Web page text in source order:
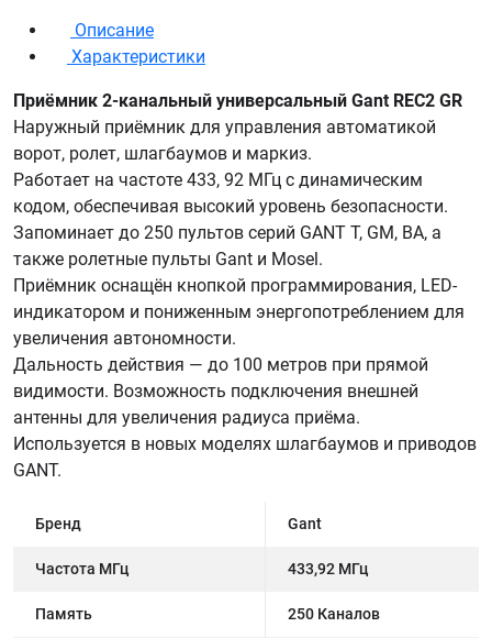
Описание
Характеристики
Приёмник 2-канальный универсальный Gant REC2 GR
Наружный приёмник для управления автоматикой
ворот, ролет, шлагбаумов и маркиз.
Работает на частоте 433, 92 МГц с динамическим
кодом, обеспечивая высокий уровень безопасности.
Запоминает до 250 пультов серий GANT T, GM, BA, а
также ролетные пульты Gant и Mosel.
Приёмник оснащён кнопкой программирования, LED-
индикатором и пониженным энергопотреблением для
увеличения автономности.
Дальность действия — до 100 метров при прямой
видимости. Возможность подключения внешней
антенны для увеличения радиуса приёма.
Используется в новых моделях шлагбаумов и приводов
GANT.
Бренд Gant
Частота МГц 433,92 МГц
Память 250 Каналов